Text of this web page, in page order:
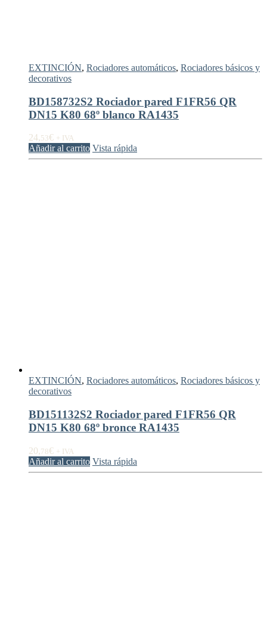
EXTINCIÓN, Rociadores automáticos, Rociadores básicos y
decorativos
BD158732S2 Rociador pared F1FR56 QR
DN15 K80 68º blanco RA1435
24,53€ + IVA
Añadir al carrito Vista rápida
EXTINCIÓN, Rociadores automáticos, Rociadores básicos y
decorativos
BD151132S2 Rociador pared F1FR56 QR
DN15 K80 68º bronce RA1435
20,78€ + IVA
Añadir al carrito Vista rápida